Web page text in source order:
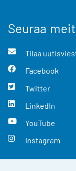
Seuraa
Tilaa
Facebook
Twitter
LinkedIn
YouTube
Instagram